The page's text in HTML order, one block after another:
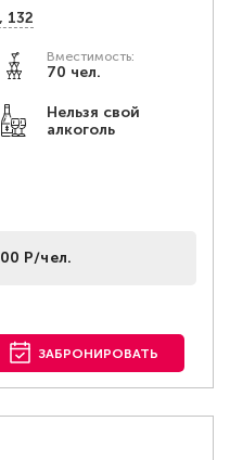
132
Вместимость:
70 чел.
Нельзя свой
алкоголь
Р/чел.
ЗАБРОНИРОВАТЬ